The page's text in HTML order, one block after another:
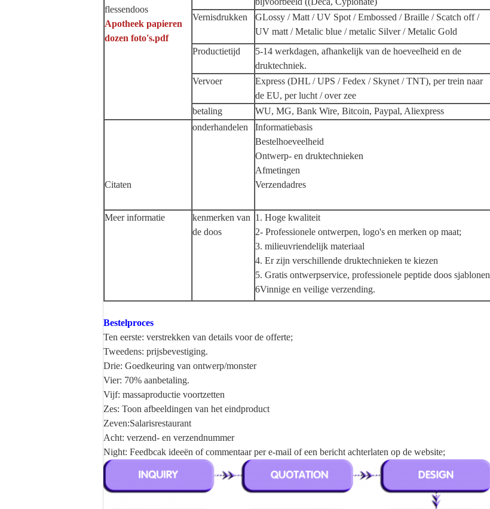
flessendoos
Apotheek papieren
dozen foto's.pdf
Vernisdrukken
GLossy / Matt / UV Spot / Embossed / Braille / Scatch off /
UV matt / Metalic blue / metalic Silver / Metalic Gold
Productietijd
5-14 werkdagen, afhankelijk van de hoeveelheid en de
druktechniek.
Vervoer
Express (DHL / UPS / Fedex / Skynet / TNT), per trein naar
de EU, per lucht / over zee
betaling
WU, MG, Bank Wire, Bitcoin, Paypal, Aliexpress
Citaten
onderhandelen
Informatiebasis
Bestelhoeveelheid
Ontwerp- en druktechnieken
Afmetingen
Verzendadres
Meer informatie
kenmerken van
de doos
1. Hoge kwaliteit
2- Professionele ontwerpen, logo's en merken op maat;
3. milieuvriendelijk materiaal
4. Er zijn verschillende druktechnieken te kiezen
5. Gratis ontwerpservice, professionele peptide doos sjablonen
6Vinnige en veilige verzending.
Bestelproces
Ten eerste: verstrekken van details voor de offerte;
Tweedens: prijsbevestiging.
Drie: Goedkeuring van ontwerp/monster
Vier: 70% aanbetaling.
Vijf: massaproductie voortzetten
Zes: Toon afbeeldingen van het eindproduct
Zeven:Salarisrestaurant
Acht: verzend- en verzendnummer
Night: Feedbcak ideeën of commentaar per e-mail of een bericht achterlaten op de website;